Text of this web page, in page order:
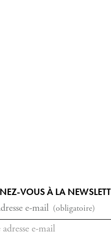
VOUS À LA
e-mail (obligatoire)